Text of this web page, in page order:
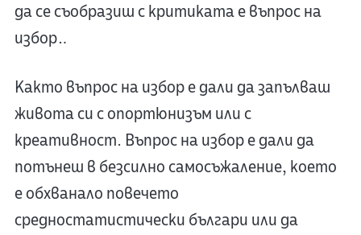
да се съобразиш с критиката е въпрос на
избор…
Както въпрос на избор е дали да запълваш
живота си с опортюнизъм или с
креативност. Въпрос на избор е дали да
потънеш в безсилно самосъжаление, което
е обхванало повечето
средностатистически българи или да